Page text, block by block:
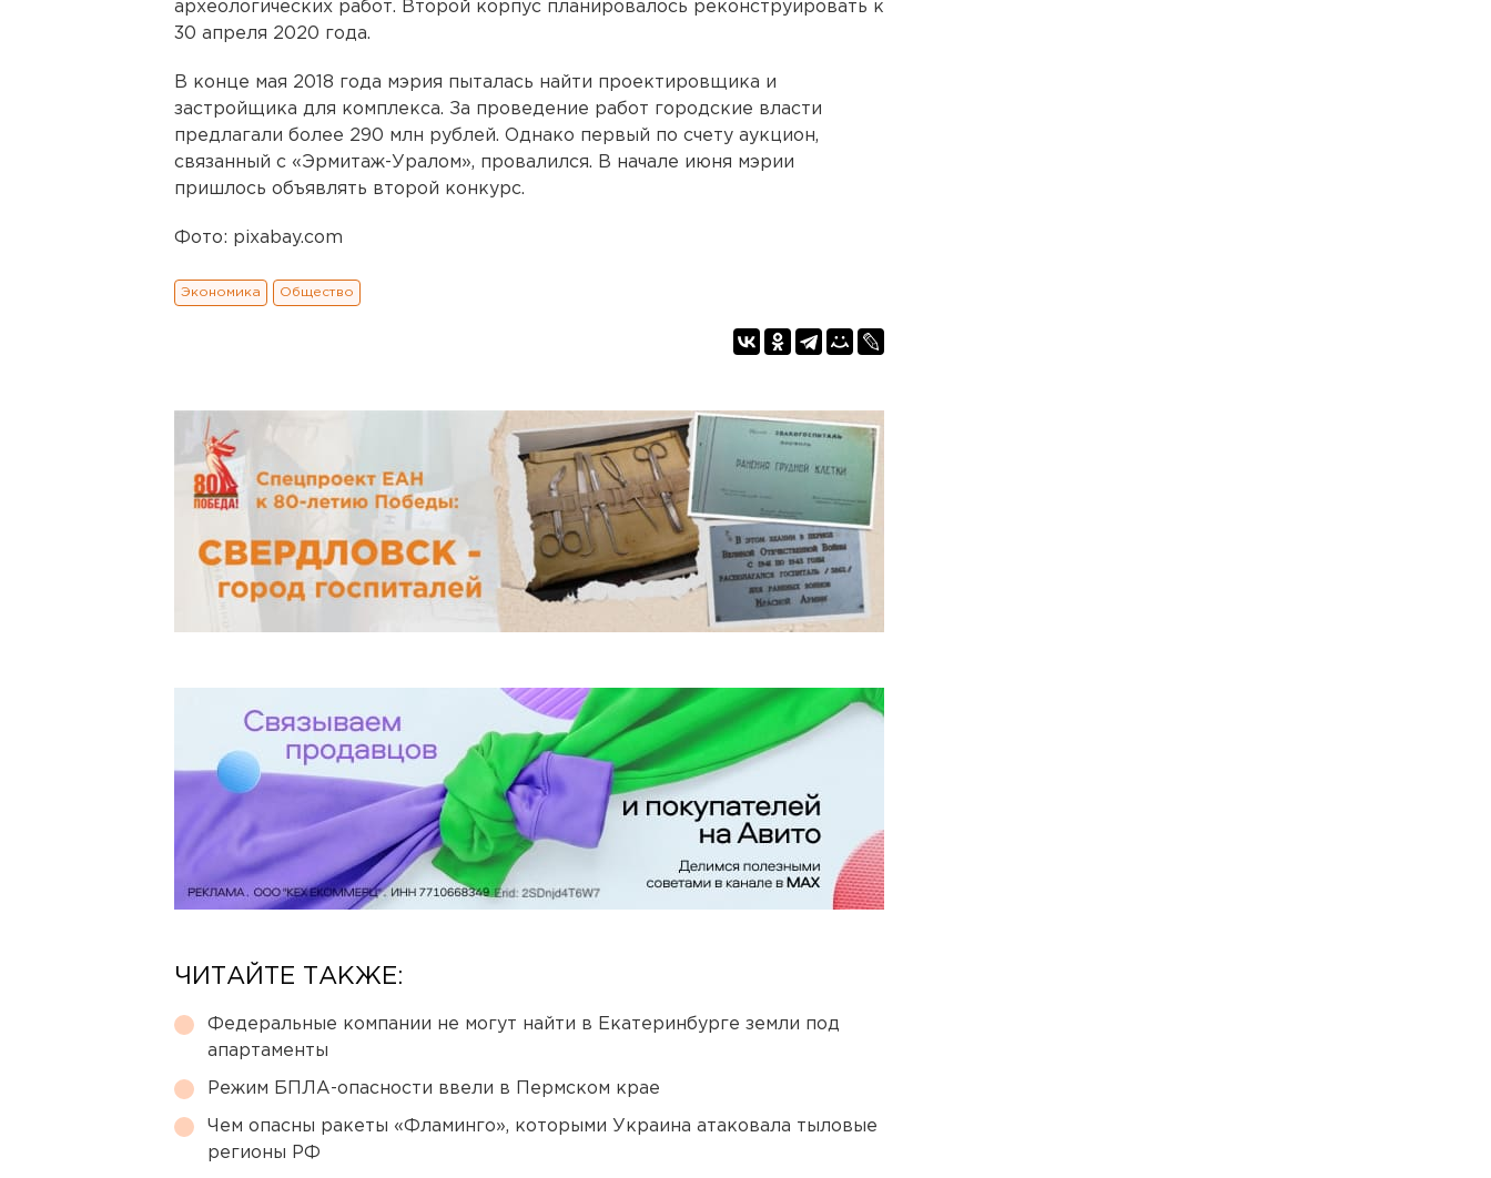
археологических работ. Второй корпус планировалось реконструировать к
30 апреля 2020 года.
В конце мая 2018 года мэрия пыталась найти проектировщика и
застройщика для комплекса. За проведение работ городские власти
предлагали более 290 млн рублей. Однако первый по счету аукцион,
связанный с «Эрмитаж-Уралом», провалился. В начале июня мэрии
пришлось объявлять второй конкурс.
Фото: pixabay.com
Экономика Общество
ЧИТАЙТЕ ТАКЖЕ:
Федеральные компании не могут найти в Екатеринбурге земли под
апартаменты
Режим БПЛА-опасности ввели в Пермском крае
Чем опасны ракеты «Фламинго», которыми Украина атаковала тыловые
регионы РФ